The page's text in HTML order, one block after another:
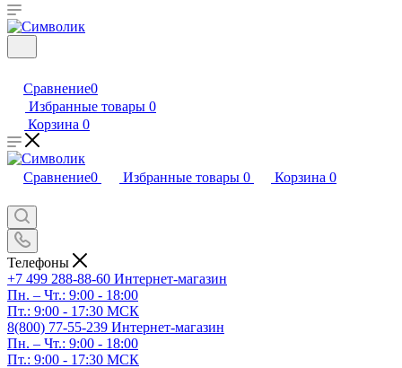
Сравнение0
Избранные товары 0
Корзина 0
Сравнение0 Избранные товары 0 Корзина 0
Телефоны
+7 499 288-88-60 Интернет-магазин
Пн. – Чт.: 9:00 - 18:00
Пт.: 9:00 - 17:30 МСК
8(800) 77-55-239 Интернет-магазин
Пн. – Чт.: 9:00 - 18:00
Пт.: 9:00 - 17:30 МСК